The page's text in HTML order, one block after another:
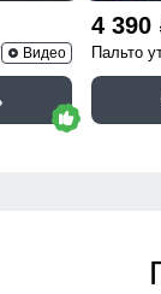
Видео
4 390
Пальто